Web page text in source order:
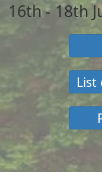
16th - 18th
List